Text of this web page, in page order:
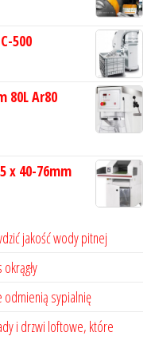
500
80L Ar80
x 40-76mm
jakość wody pitnej
odmienią sypialnię
i drzwi loftowe, które